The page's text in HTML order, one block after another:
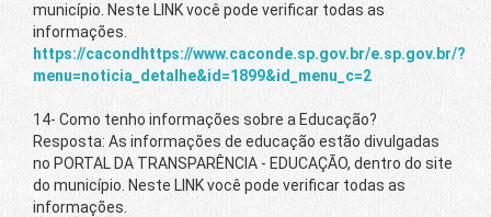
município. Neste LINK você pode verificar todas as
informações.
https://cacondhttps://www.caconde.sp.gov.br/e.sp.gov.br/?
menu=noticia_detalhe&id=1899&id_menu_c=2
14- Como tenho informações sobre a Educação?
Resposta: As informações de educação estão divulgadas
no PORTAL DA TRANSPARÊNCIA - EDUCAÇÃO, dentro do site
do município. Neste LINK você pode verificar todas as
informações.